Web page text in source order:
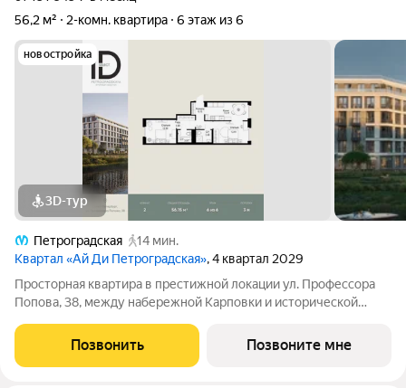
56,2 м²
2-комн. квартира 6 этаж из 6
новостройка
3D-тур
Петроградская
14 мин.
Квартал «Ай Ди Петроградская», 4 квартал 2029
Просторная квартира в престижной локации ул. Профессора
Попова, 38, между набережной Карповки и исторической
виды на Иоанновский монастырь и реку Карповку. В пешей
доступности метро
Позвонить Позвоните мне